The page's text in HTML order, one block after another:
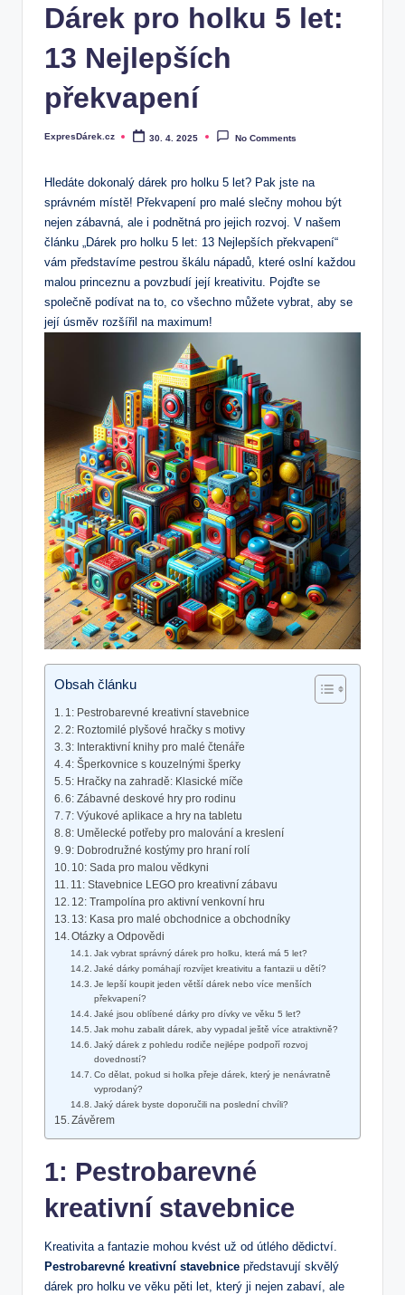
Dárek pro holku 5 let:
13 Nejlepších
překvapení
Posted
ExpresDárek.cz 30. 4. 2025 No Comments
Hledáte dokonalý dárek pro holku 5 let? Pak jste na
správném místě! Překvapení pro malé slečny mohou být
nejen zábavná, ale i podnětná pro jejich rozvoj. V našem
článku „Dárek pro holku 5 let: 13 Nejlepších překvapení“
vám představíme pestrou škálu nápadů, které oslní každou
malou princeznu a povzbudí její kreativitu. Pojďte se
společně podívat na to, co všechno můžete vybrat, aby se
její úsměv rozšířil na maximum!
Obsah článku
1: Pestrobarevné kreativní stavebnice
2: Roztomilé plyšové hračky s motivy
3: Interaktivní knihy pro malé čtenáře
4: Šperkovnice s kouzelnými šperky
5: Hračky na zahradě: Klasické míče
6: Zábavné deskové hry pro rodinu
7: Výukové aplikace a hry na tabletu
8: Umělecké potřeby pro malování a kreslení
9: Dobrodružné kostýmy pro hraní rolí
10: Sada pro malou vědkyni
11: Stavebnice LEGO pro kreativní zábavu
12: Trampolína pro aktivní venkovní hru
13: Kasa pro malé obchodnice a obchodníky
Otázky a Odpovědi
Jak vybrat správný dárek pro holku, která má 5 let?
Jaké dárky pomáhají rozvíjet kreativitu a fantazii u dětí?
Je lepší koupit jeden větší dárek nebo více menších
překvapení?
Jaké jsou oblíbené dárky pro dívky ve věku 5 let?
Jak mohu zabalit dárek, aby vypadal ještě více atraktivně?
Jaký dárek z pohledu rodiče nejlépe podpoří rozvoj
dovedností?
Co dělat, pokud si holka přeje dárek, který je nenávratně
vyprodaný?
Jaký dárek byste doporučili na poslední chvíli?
Závěrem
1: Pestrobarevné
kreativní stavebnice
Kreativita a fantazie mohou kvést už od útlého dědictví.
Pestrobarevné kreativní stavebnice představují skvělý
dárek pro holku ve věku pěti let, který ji nejen zabaví, ale